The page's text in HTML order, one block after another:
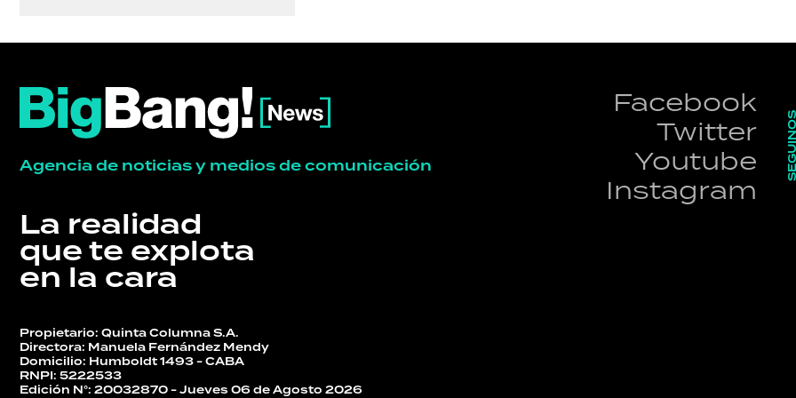
Agencia de noticias y medios de comunicación
La realidad
que te explota
en la cara
Facebook
Twitter
Youtube
Instagram
Propietario: Quinta Columna S.A.
Directora: Manuela Fernández Mendy
Domicilio: Humboldt 1493 - CABA
RNPI: 5222533
Edición N°: 20032870 - Jueves 06 de Agosto 2026